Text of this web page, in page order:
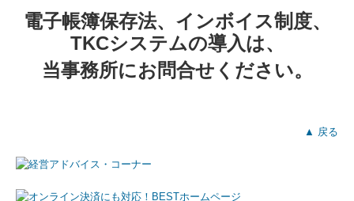
電子帳簿保存法、インボイス制度、
TKCシステムの導入は、
当事務所にお問合せください。
▲ 戻る